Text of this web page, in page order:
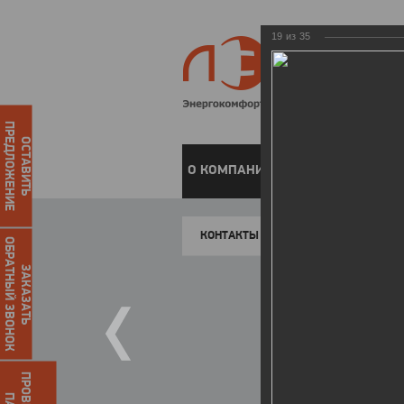
О КОМПАНИИ
КОНТАКТЫ
ОСТАВИТЬ
ПРЕДЛОЖЕНИЕ
ЗАКАЗАТЬ
ОБРАТНЫЙ ЗВОНОК
19 из 35